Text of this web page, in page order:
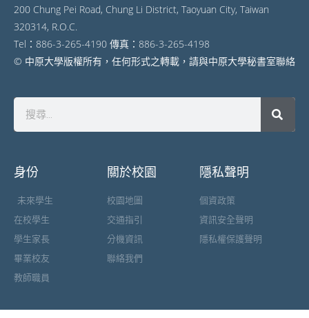
200 Chung Pei Road, Chung Li District, Taoyuan City, Taiwan
320314, R.O.C.
Tel：886-3-265-4190 傳真：886-3-265-4198
© 中原大學版權所有，任何形式之轉載，請與中原大學秘書室聯絡
身份
未來學生
在校學生
學生家長
畢業校友
教師職員
關於校園
校園地圖
交通指引
分機資訊
聯絡我們
隱私聲明
個資政策
資訊安全聲明
隱私權保護聲明